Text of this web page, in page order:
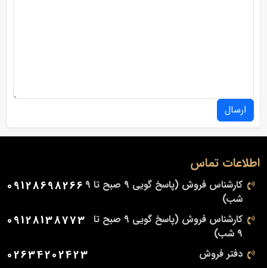
ارسال
اطلاعات تماس
کارشناس فروش (پاسخ گویی 9 صبح تا 9
شب)
09128698266
کارشناس فروش (پاسخ گویی 9 صبح تا
9 شب)
09128138773
دفتر فروش 02634202423